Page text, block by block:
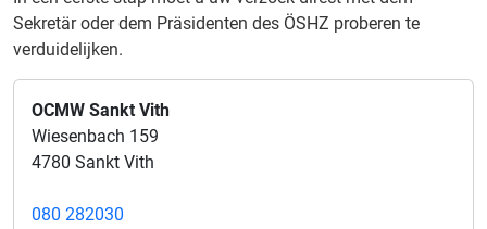
Sekretär oder dem Präsidenten des ÖSHZ proberen te
verduidelijken.
OCMW Sankt Vith
Wiesenbach 159
4780 Sankt Vith
080 282030